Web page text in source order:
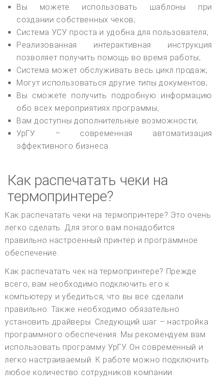
Вы можете использовать шаблоны при
создании собственных чеков;
Система УСУ проста и удобна для пользователя;
Реализованная интерактивная инструкция
позволяет получить помощь во время работы;
Система может обслуживать весь цикл продаж;
Могут использоваться другие типы документов;
Вы сможете получить подробную информацию
обо всех мероприятиях программы;
Вам доступны дополнительные возможности;
УрГУ – современная автоматизация
эффективного бизнеса.
Как распечатать чеки на
термопринтере?
Как распечатать чеки на термопринтере? Это очень
легко сделать. Для этого вам понадобится
правильно настроенный принтер и программное
обеспечение.
Как распечатать чек на термопринтере? Прежде
всего, вам необходимо подключить его к
компьютеру и убедиться, что вы все сделали
правильно. Также необходимо обязательно
установить драйверы. Следующий шаг – настройка
программного обеспечения. Мы рекомендуем вам
использовать программу УрГУ. Он современный и
легко настраиваемый. К работе можно подключить
любое количество сотрудников компании.